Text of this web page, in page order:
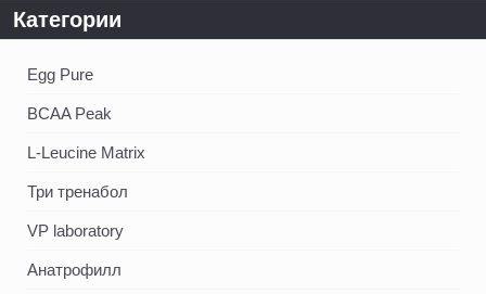
Категории
Egg Pure
BCAA Peak
L-Leucine Matrix
Три тренабол
VP laboratory
Анатрофилл